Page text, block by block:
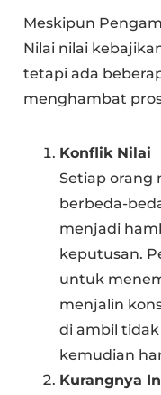
Meskipun
Nilai nilai
tetapi ada
menghambat
Konflik Nilai
Setiap orang
berbeda-
menjadi
keputusan.
untuk
menjalin
di ambil
kemudian
Kurangnya